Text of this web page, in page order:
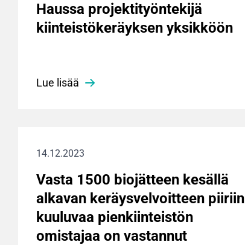
Haussa projektityöntekijä
kiinteistökeräyksen yksikköön
Lue lisää
14.12.2023
Vasta 1500 biojätteen kesällä
alkavan keräysvelvoitteen piiriin
kuuluvaa pienkiinteistön
omistajaa on vastannut